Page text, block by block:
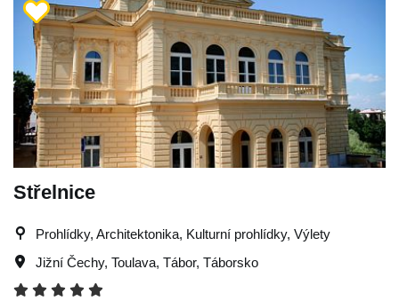
Střelnice
Prohlídky, Architektonika, Kulturní prohlídky, Výlety
Jižní Čechy, Toulava, Tábor, Táborsko